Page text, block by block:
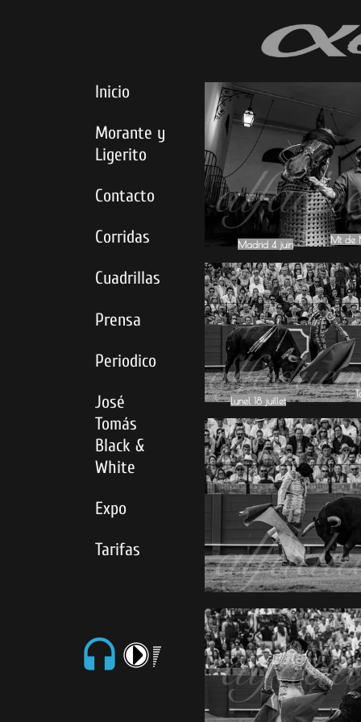
headset
Inicio
Morante y
Ligerito
Contacto
Corridas
Cuadrillas
Prensa
Periodico
José
Tomás
Black &
White
Expo
Tarifas
Mt de
Mt de
Madrid 4 juin
Lunel 18 juillet